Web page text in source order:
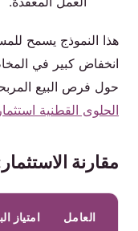
هذا النموذج يسمح
انخفاض كبير في
حول فرص البيع
الحلوى القطنية
مقارنة
العامل امتياز